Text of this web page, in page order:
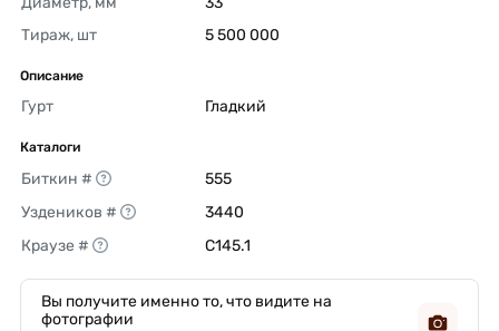
Тираж, шт
5 500 000
Описание
Гурт Гладкий
Каталоги
Биткин #
555
Уздеников #
3440
Краузе #
C145.1
Вы получите именно то, что видите на
фотографии